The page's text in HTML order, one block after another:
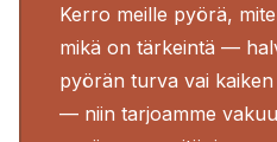
Kerro meille pyörä,
mikä on tärkeintä —
pyörän turva vai
— niin tarjoamme